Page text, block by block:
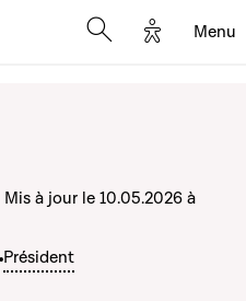
Options
Menu
Président
Mis à jour le 10.05.2026 à